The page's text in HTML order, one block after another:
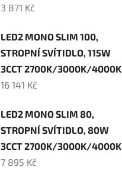
3 871 Kč
LED2 MONO SLIM 100,
STROPNÍ SVÍTIDLO, 115W
3CCT 2700K/3000K/4000K
16 141 Kč
LED2 MONO SLIM 80,
STROPNÍ SVÍTIDLO, 80W
3CCT 2700K/3000K/4000K
7 895 Kč